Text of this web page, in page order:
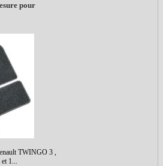
pour
TWINGO 3 ,
1...